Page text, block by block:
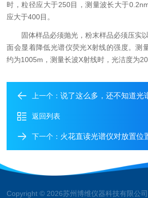
时，粒径应大于250目，测量波长大于
应大于400目。
固体样品必须抛光，粉末样品必须压实
面会显着降低光谱仪荧光X射线的强度。测
约为1005m，测量长波X射线时，光洁度为
上一个：说了这么多，还不知道光
返回列表
下一个： 火花直读光谱仪对放置位
Copyright © 2026苏州博维仪器科技有限公